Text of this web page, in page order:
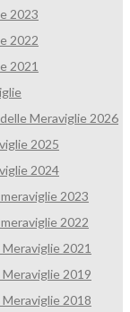
2023
2022
2021
Meraviglie 2026
2025
2024
2023
2022
2021
2019
2018